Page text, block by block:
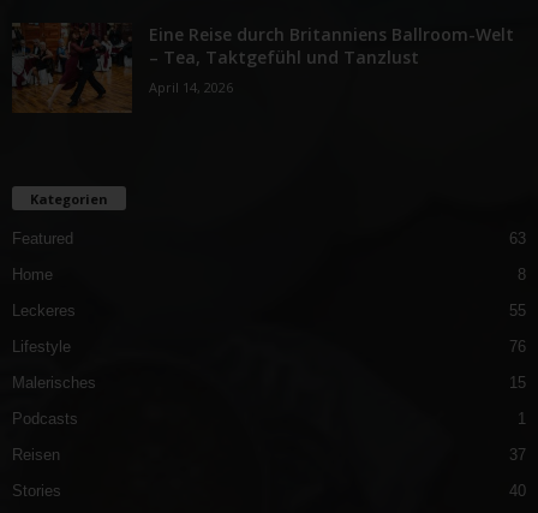
Eine Reise durch Britanniens Ballroom-Welt
– Tea, Taktgefühl und Tanzlust
April 14, 2026
Kategorien
Featured
63
Home
8
Leckeres
55
Lifestyle
76
Malerisches
15
Podcasts
1
Reisen
37
Stories
40